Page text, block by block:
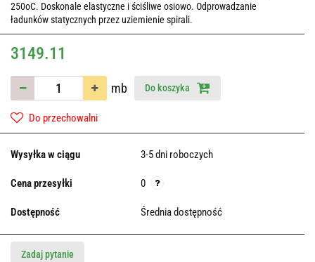
250oC. Doskonale elastyczne i ściśliwe osiowo. Odprowadzanie
ładunków statycznych przez uziemienie spirali.
3149.11
mb Do koszyka
Do przechowalni
Wysyłka w ciągu 3-5 dni roboczych
Cena przesyłki 0
Dostępność Średnia dostępność
Zadaj pytanie